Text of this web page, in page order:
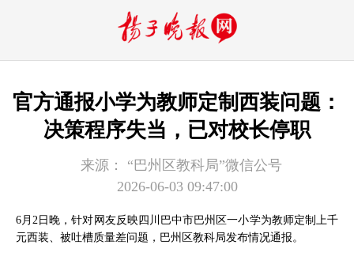
官方通报小学为教师定制西装问题：
决策程序失当，已对校长停职
来源：
“巴州区教科局”微信公号
2026-06-03 09:47:00
6月2日晚，针对网友反映四川巴中市巴州区一小学为教师定制上千
元西装、被吐槽质量差问题，巴州区教科局发布情况通报。